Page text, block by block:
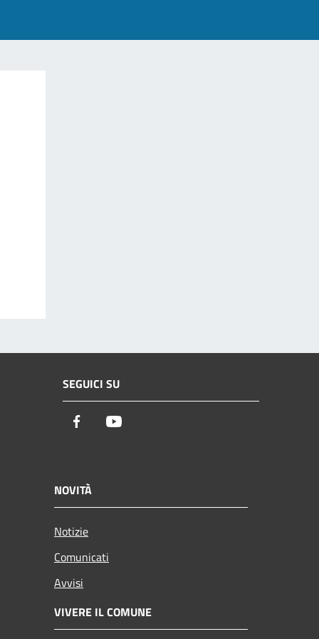
SEGUICI SU
Facebook
NOVITÀ
Notizie
Comunicati
Avvisi
VIVERE IL COMUNE